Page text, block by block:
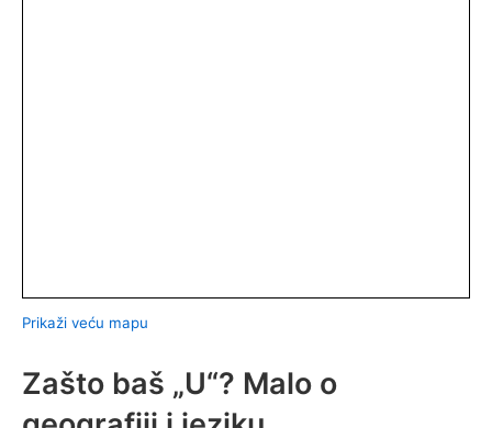
Prikaži veću mapu
Zašto baš „U“? Malo o